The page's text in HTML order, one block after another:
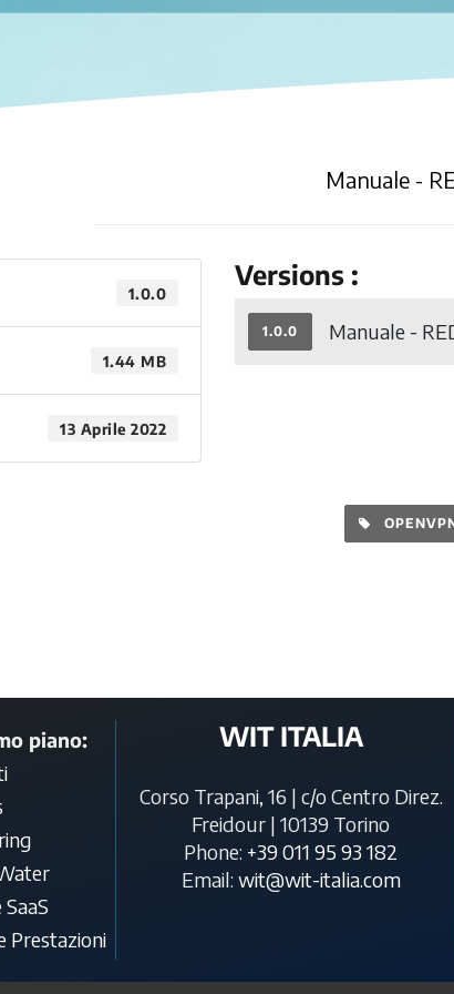
Manuale -
1.0.0
1.44 MB
13 Aprile 2022
Versions :
1.0.0 Manuale -
piano:
Prestazioni
WIT ITALIA
Corso Trapani, 16 | c/o Centro Direz.
Freidour | 10139 Torino
Phone: +39 011 95 93 182
Email: wit@wit-italia.com